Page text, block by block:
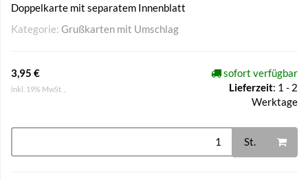
Doppelkarte mit separatem Innenblatt
Kategorie: Grußkarten mit Umschlag
3,95 €
inkl. 19% MwSt. ,
sofort verfügbar
Lieferzeit: 1 - 2
Werktage
St.